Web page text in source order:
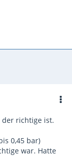
der richtige ist.
0,45 bar)
war. Hatte